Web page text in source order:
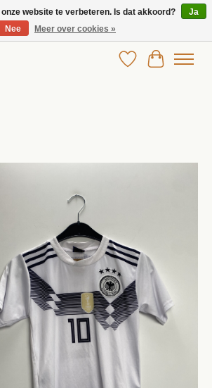
in betaalbare kinderkleding!
Verlanglijst
website te verbeteren. Is dat akkoord?
Ja
Nee
Meer over cookies »